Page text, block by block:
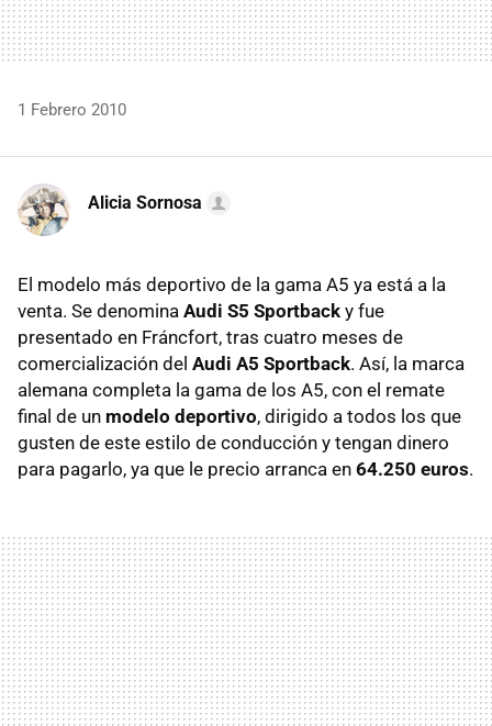
1 Febrero 2010
Alicia Sornosa
El modelo más deportivo de la gama A5 ya está a la
venta. Se denomina Audi S5 Sportback y fue
presentado en Fráncfort, tras cuatro meses de
comercialización del Audi A5 Sportback. Así, la marca
alemana completa la gama de los A5, con el remate
final de un modelo deportivo, dirigido a todos los que
gusten de este estilo de conducción y tengan dinero
para pagarlo, ya que le precio arranca en 64.250 euros.